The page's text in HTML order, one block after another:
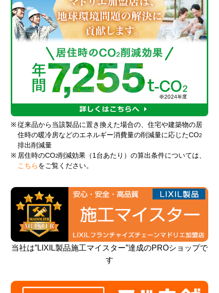
※ 従来品から当該製品に置き換えた場合の、住宅や建築物の居
住時の暖冷房などのエネルギー消費量の削減量に応じたCO2
排出削減量
※ 居住時のCO2削減効果（1台あたり）の算出条件については、
こちら をご覧ください。
当社は”LIXIL製品施工マイスター”達成のPROショップで
す